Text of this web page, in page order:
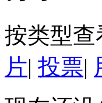
按类型查
片| 投票|